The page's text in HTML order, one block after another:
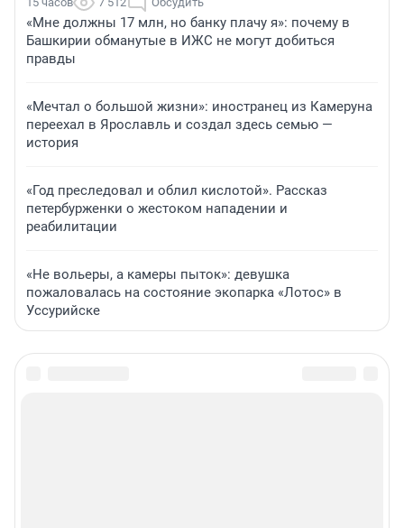
«Мне должны 17 млн, но банку плачу я»: почему в
Башкирии обманутые в ИЖС не могут добиться
правды
«Мечтал о большой жизни»: иностранец из Камеруна
переехал в Ярославль и создал здесь семью —
история
«Год преследовал и облил кислотой». Рассказ
петербурженки о жестоком нападении и
реабилитации
«Не вольеры, а камеры пыток»: девушка
пожаловалась на состояние экопарка «Лотос» в
Уссурийске